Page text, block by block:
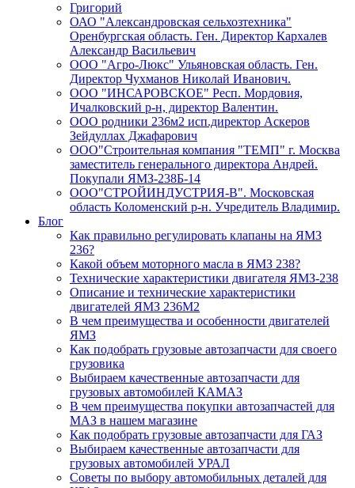
Григорий
ОАО "Александровская сельхозтехника"
Оренбургская область. Ген. Директор Кархалев
Александр Васильевич
ООО "Агро-Люкс" Ульяновская область. Ген.
Директор Чухманов Николай Иванович.
ООО "ИНСАРОВСКОЕ" Респ. Мордовия,
Ичалковский р-н, директор Валентин.
ООО родники 236м2 исп.директор Аскеров
Зейдуллах Джафарович
ООО"Строительная компания "ТЕМП" г. Москва
заместитель генерального директора Андрей.
Покупали ЯМЗ-238Б-14
ООО"СТРОЙИНДУСТРИЯ-В". Московская
область Коломенский р-н. Учредитель Владимир.
Блог
Как правильно регулировать клапаны на ЯМЗ
236?
Какой объем моторного масла в ЯМЗ 238?
Технические характеристики двигателя ЯМЗ-238
Описание и технические характеристики
двигателей ЯМЗ 236М2
В чем преимущества и особенности двигателей
ЯМЗ
Как подобрать грузовые автозапчасти для своего
грузовика
Выбираем качественные автозапчасти для
грузовых автомобилей КАМАЗ
В чем преимущества покупки автозапчастей для
МАЗ в нашем магазине
Как подобрать грузовые автозапчасти для ГАЗ
Выбираем качественные автозапчасти для
грузовых автомобилей УРАЛ
Советы по выбору автомобильных деталей для